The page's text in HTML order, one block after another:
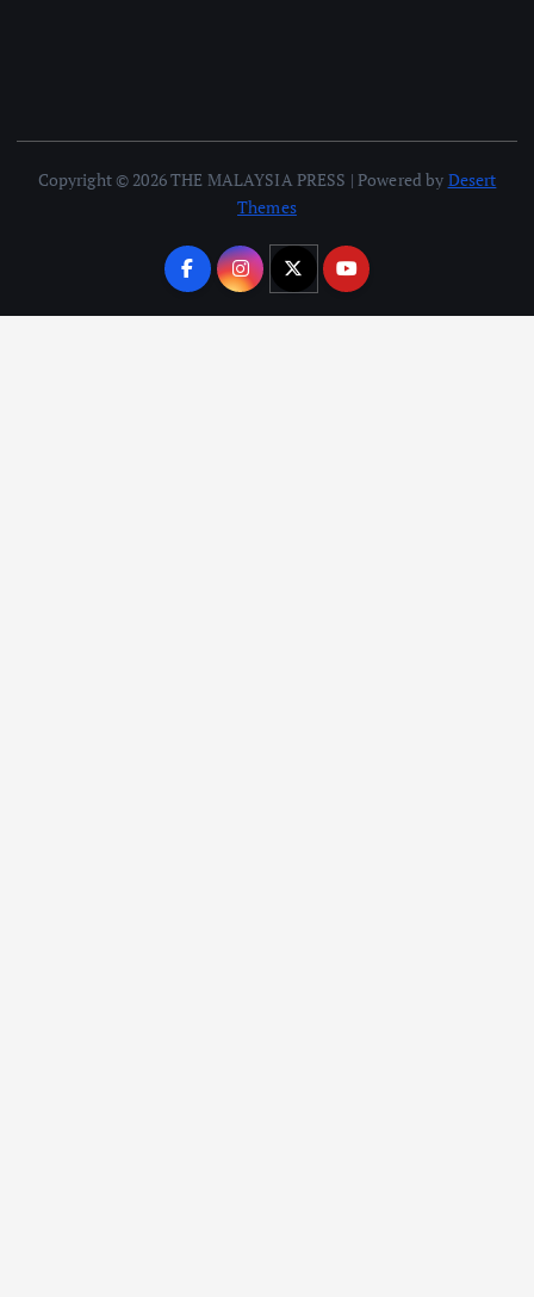
Copyright © 2026 THE MALAYSIA PRESS | Powered by Desert
Themes